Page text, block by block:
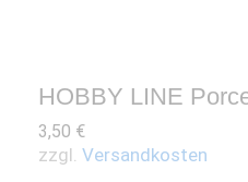
HOBBY LINE
3,50 €
zzgl. Versandkosten